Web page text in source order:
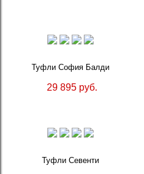
Туфли София Балди
29 895 руб.
Туфли Севенти